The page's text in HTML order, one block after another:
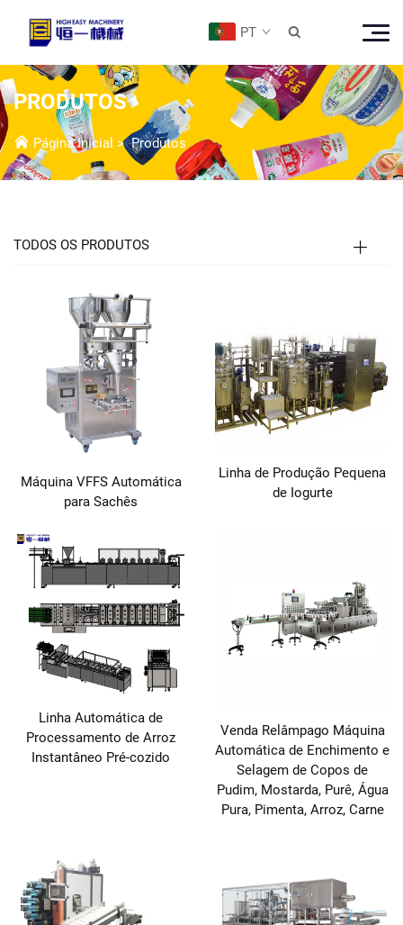
PT 
PRODUTOS
Página Inicial >Produtos
TODOS OS PRODUTOS
Máquina VFFS Automática
para Sachês
Linha de Produção Pequena
de Iogurte
Linha Automática de
Processamento de Arroz
Instantâneo Pré-cozido
Venda Relâmpago Máquina
Automática de Enchimento e
Selagem de Copos de
Pudim, Mostarda, Purê, Água
Pura, Pimenta, Arroz, Carne